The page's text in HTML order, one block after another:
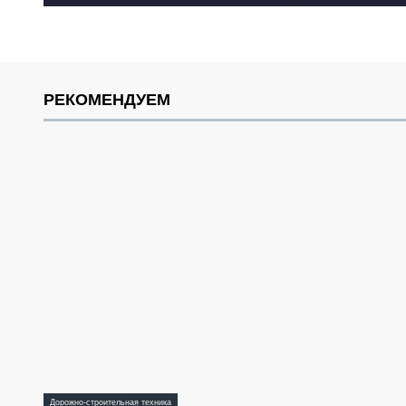
РЕКОМЕНДУЕМ
Дорожно-строительная техника